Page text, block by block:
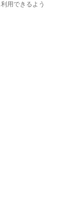
用できるよう